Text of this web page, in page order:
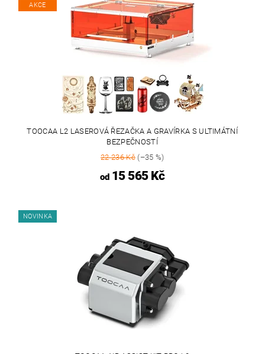
AKCE
TOOCAA L2 LASEROVÁ ŘEZAČKA A GRAVÍRKA S ULTIMÁTNÍ
BEZPEČNOSTÍ
22 236 Kč(–35 %)
od15 565 Kč
NOVINKA